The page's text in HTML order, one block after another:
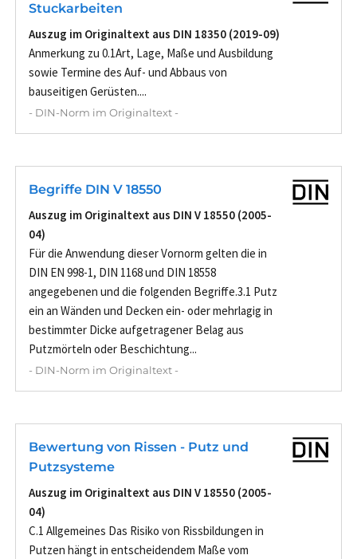
Stuckarbeiten
Auszug im Originaltext aus DIN 18350 (2019-09)
Anmerkung zu 0.1Art, Lage, Maße und Ausbildung
sowie Termine des Auf- und Abbaus von
bauseitigen Gerüsten....
- DIN-Norm im Originaltext -
Begriffe DIN V 18550
Auszug im Originaltext aus DIN V 18550 (2005-
04)
Für die Anwendung dieser Vornorm gelten die in
DIN EN 998-1, DIN 1168 und DIN 18558
angegebenen und die folgenden Begriffe.3.1 Putz
ein an Wänden und Decken ein- oder mehrlagig in
bestimmter Dicke aufgetragener Belag aus
Putzmörteln oder Beschichtung...
- DIN-Norm im Originaltext -
Bewertung von Rissen - Putz und
Putzsysteme
Auszug im Originaltext aus DIN V 18550 (2005-
04)
C.1 Allgemeines Das Risiko von Rissbildungen in
Putzen hängt in entscheidendem Maße vom